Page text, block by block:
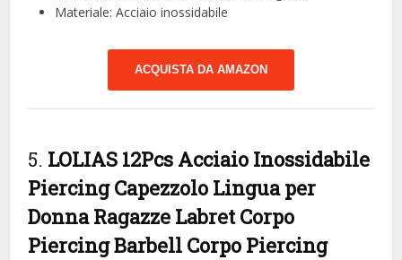
Materiale: Acciaio inossidabile
ACQUISTA DA AMAZON
5. LOLIAS 12Pcs Acciaio Inossidabile
Piercing Capezzolo Lingua per
Donna Ragazze Labret Corpo
Piercing Barbell Corpo Piercing